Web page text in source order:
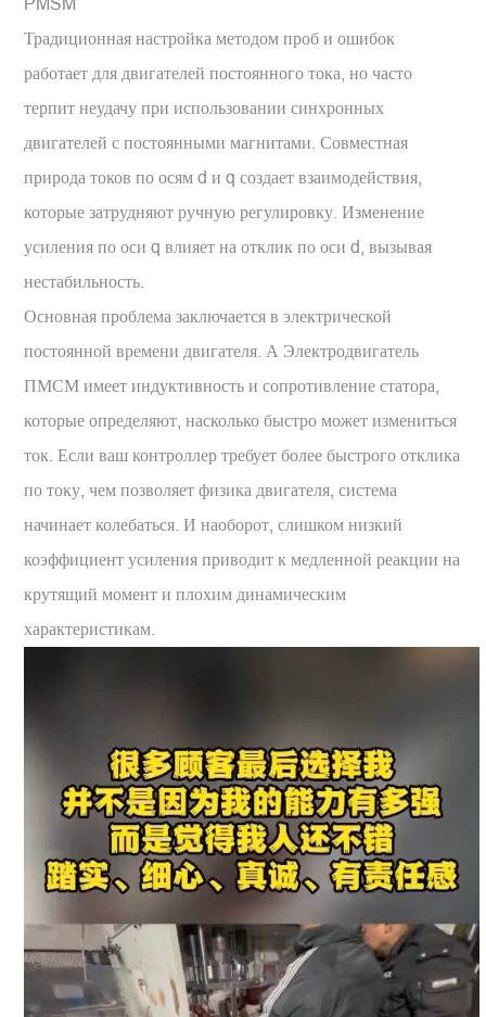
PMSM
Традиционная настройка методом проб и ошибок
работает для двигателей постоянного тока, но часто
терпит неудачу при использовании синхронных
двигателей с постоянными магнитами. Совместная
природа токов по осям d и q создает взаимодействия,
которые затрудняют ручную регулировку. Изменение
усиления по оси q влияет на отклик по оси d, вызывая
нестабильность.
Основная проблема заключается в электрической
постоянной времени двигателя. А Электродвигатель
ПМСМимеет индуктивность и сопротивление статора,
которые определяют, насколько быстро может измениться
ток. Если ваш контроллер требует более быстрого отклика
по току, чем позволяет физика двигателя, система
начинает колебаться. И наоборот, слишком низкий
коэффициент усиления приводит к медленной реакции на
крутящий момент и плохим динамическим
характеристикам.